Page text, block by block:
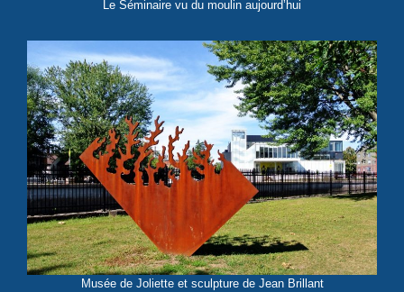
Le Séminaire vu du moulin aujourd’hui
Musée de Joliette et sculpture de Jean Brillant